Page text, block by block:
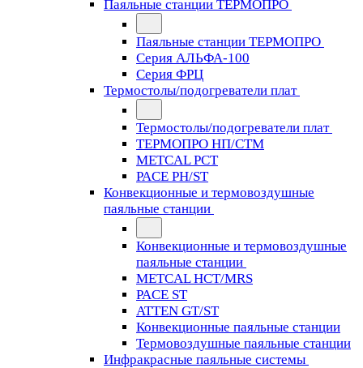
Паяльные станции ТЕРМОПРО
Паяльные станции ТЕРМОПРО
Серия АЛЬФА-100
Серия ФРЦ
Термостолы/подогреватели плат
Термостолы/подогреватели плат
ТЕРМОПРО НП/СТМ
METCAL PCT
PACE PH/ST
Конвекционные и термовоздушные
паяльные станции
Конвекционные и термовоздушные
паяльные станции
METCAL HCT/MRS
PACE ST
ATTEN GT/ST
Конвекционные паяльные станции
Термовоздушные паяльные станции
Инфракрасные паяльные системы